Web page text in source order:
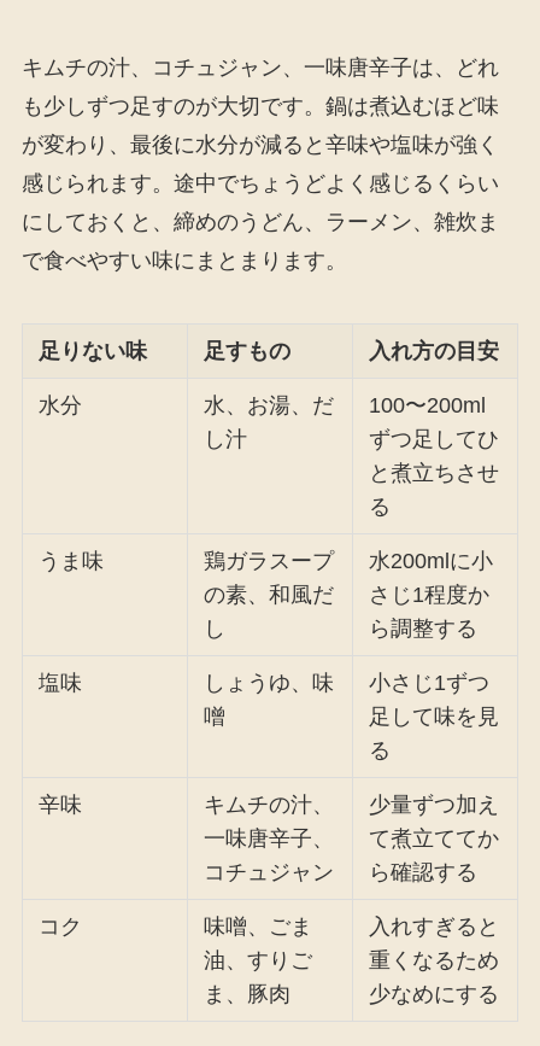
キムチの汁、コチュジャン、一味唐辛子は、どれ
も少しずつ足すのが大切です。鍋は煮込むほど味
が変わり、最後に水分が減ると辛味や塩味が強く
感じられます。途中でちょうどよく感じるくらい
にしておくと、締めのうどん、ラーメン、雑炊ま
で食べやすい味にまとまります。
足りない味 足すもの 入れ方の目安
水分
水、お湯、だ
し汁
100〜200ml
ずつ足してひ
と煮立ちさせ
る
うま味
鶏ガラスープ
の素、和風だ
し
水200mlに小
さじ1程度か
ら調整する
塩味
しょうゆ、味
噌
小さじ1ずつ
足して味を見
る
辛味
キムチの汁、
一味唐辛子、
コチュジャン
少量ずつ加え
て煮立ててか
ら確認する
コク
味噌、ごま
油、すりご
ま、豚肉
入れすぎると
重くなるため
少なめにする